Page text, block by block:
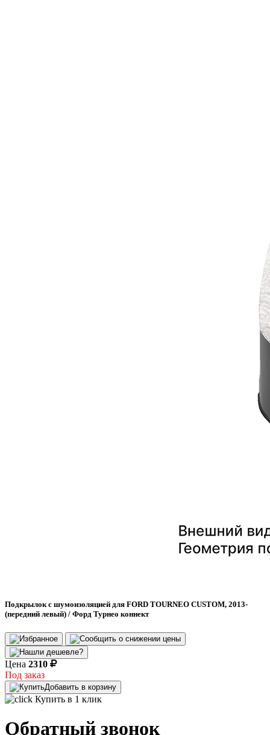
Подкрылок с шумоизоляцией для FORD TOURNEO CUSTOM, 2013-
(передний левый) / Форд Турнео коннект
Цена 2310
Под заказ
Добавить в корзину
Купить в 1 клик
Обратный звонок